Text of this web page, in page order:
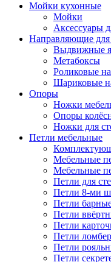
Мойки кухонные
Мойки
Аксессуары
Направляющие
Выдвижные
Метабоксы
Роликовые
Шариковые
Опоры
Ножки
Опоры
Ножки для
Петли мебельные
Мебельные
Мебельные
Петли для
Петли 8-ми
Петли
Петли
Петли
Петли
Петли
Петли